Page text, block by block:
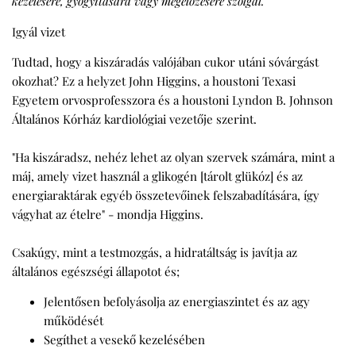
Igyál vizet
Tudtad, hogy a kiszáradás valójában cukor utáni sóvárgást
okozhat? Ez a helyzet John Higgins, a houstoni Texasi
Egyetem orvosprofesszora és a houstoni Lyndon B. Johnson
Általános Kórház kardiológiai vezetője szerint.
"Ha kiszáradsz, nehéz lehet az olyan szervek számára, mint a
máj, amely vizet használ a glikogén [tárolt glükóz] és az
energiaraktárak egyéb összetevőinek felszabadítására, így
vágyhat az ételre" - mondja Higgins.
Csakúgy, mint a testmozgás, a hidratáltság is javítja az
általános egészségi állapotot és;
Jelentősen befolyásolja az energiaszintet és az agy
működését
Segíthet a vesekő kezelésében